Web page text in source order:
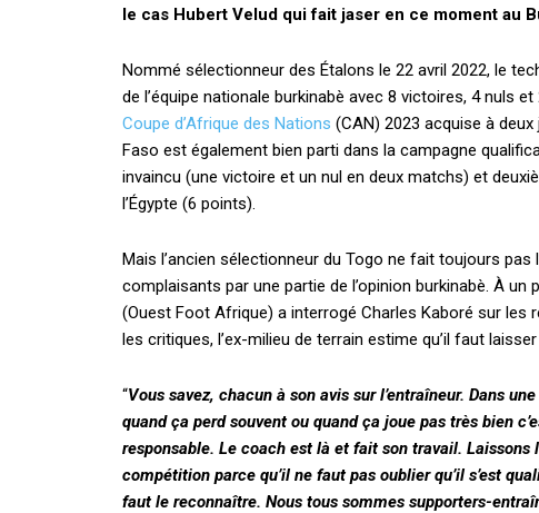
le cas Hubert Velud qui fait jaser en ce moment au
Nommé sélectionneur des Étalons le 22 avril 2022, le
de l’équipe nationale burkinabè avec 8 victoires, 4 nuls
Coupe d’Afrique des Nations (CAN) 2023 acquise à
Faso est également bien parti dans la campagne
invaincu (une victoire et un nul en deux matchs) et
l’Égypte (6 points).
Mais l’ancien sélectionneur du Togo ne fait toujours
complaisants par une partie de l’opinion burkinabè. À un
(Ouest Foot Afrique) a interrogé Charles Kaboré sur les
les critiques, l’ex-milieu de terrain estime qu’il faut
“Vous savez, chacun à son avis sur l’entraîneur. Dans
quand ça perd souvent ou quand ça joue pas très bien
responsable. Le coach est là et fait son travail.
compétition parce qu’il ne faut pas oublier qu’il s’est
faut le reconnaître. Nous tous sommes supporters-